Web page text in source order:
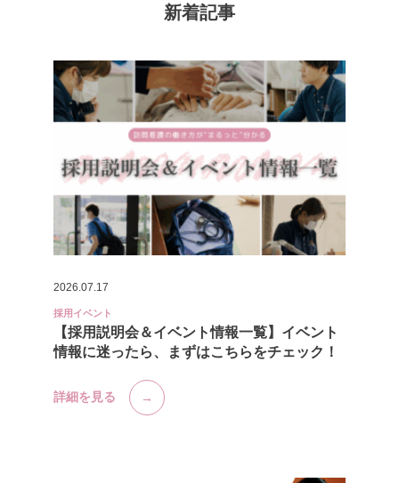
新着記事
2026.07.17
採用イベント
【採用説明会＆イベント情報一覧】イベント
情報に迷ったら、まずはこちらをチェック！
詳細を見る